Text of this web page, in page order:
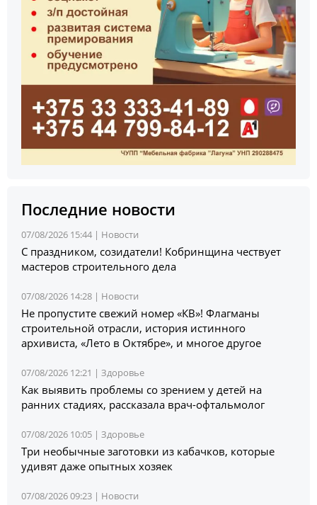
Последние новости
07/08/2026 15:44 | Новости
С праздником, созидатели! Кобринщина чествует
мастеров строительного дела
07/08/2026 14:28 | Новости
Не пропустите свежий номер «КВ»! Флагманы
строительной отрасли, история истинного
архивиста, «Лето в Октябре», и многое другое
07/08/2026 12:21 | Здоровье
Как выявить проблемы со зрением у детей на
ранних стадиях, рассказала врач-офтальмолог
07/08/2026 10:05 | Здоровье
Три необычные заготовки из кабачков, которые
удивят даже опытных хозяек
07/08/2026 09:23 | Новости